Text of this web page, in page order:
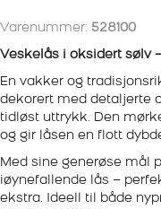
Varenummer: 528100
Veskelås i oksidert sølv
En vakker og
dekorert med detaljerte
tidløst uttrykk. Den
og gir låsen en flott
Med sine generøse mål
iøynefallende lås –
ekstra. Ideell til både